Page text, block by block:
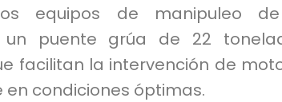
equipos de manipuleo
puente grúa de 22
facilitan la intervención de
condiciones óptimas.